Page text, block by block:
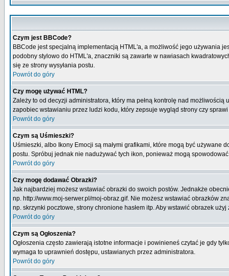
Czym jest BBCode?
BBCode jest specjalną implementacją HTML'a, a możliwość jego używania
podobny stylowo do HTML'a, znaczniki są zawarte w nawiasach
się ze strony wysyłania postu.
Powrót do góry
Czy mogę używać HTML?
Zależy to od decyzji administratora, który ma pełną kontrolę nad
zapobiec wstawianiu przez ludzi kodu, który zepsuje wygląd strony czy
Powrót do góry
Czym są Uśmieszki?
Uśmieszki, albo Ikony Emocji są małymi grafikami, które mogą być używane
postu. Spróbuj jednak nie nadużywać tych ikon, ponieważ mogą
Powrót do góry
Czy mogę dodawać Obrazki?
Jak najbardziej możesz wstawiać obrazki do swoich postów. Jednakże
np. http://www.moj-serwer.pl/moj-obraz.gif. Nie możesz wstawiać obrazków
np. skrzynki pocztowe, strony chronione hasłem itp. Aby wstawić obrazek
Powrót do góry
Czym są Ogłoszenia?
Ogłoszenia często zawierają istotne informacje i powinieneś czytać je gdy
wymaga to uprawnień dostępu, ustawianych przez administratora.
Powrót do góry